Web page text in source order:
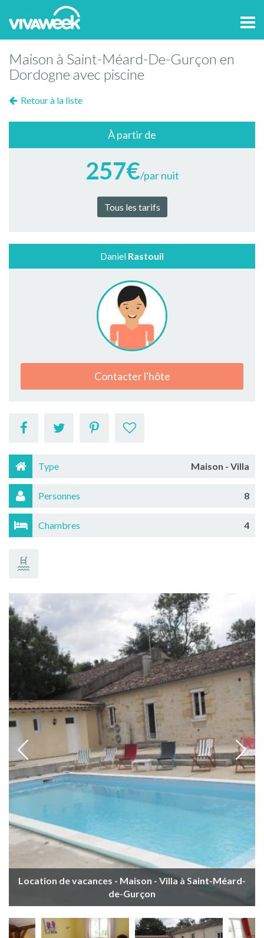
Maison à Saint-Méard-De-Gurçon en
Dordogne avec piscine
Retour à la liste
À partir de
257€/par nuit
Tous les tarifs
Daniel Rastouil
Contacter l'hôte
Type Maison - Villa
Personnes 8
Chambres 4
Location de vacances - Maison - Villa à Saint-Méard-
de-Gurçon